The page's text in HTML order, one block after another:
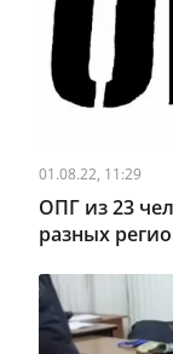
01.08.22, 11:29
ОПГ из 23
разных